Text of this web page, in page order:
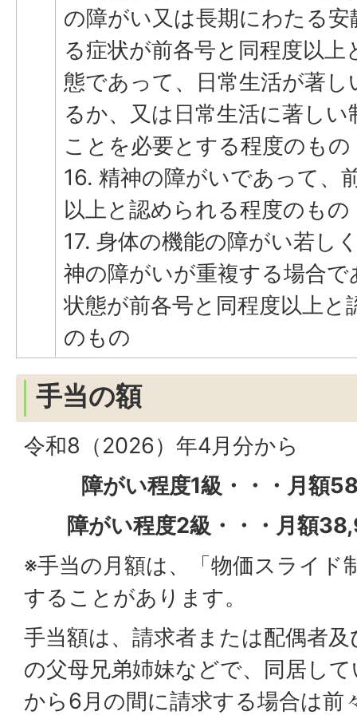
の障がい又は長期にわたる
る症状が前各号と同程度以上
態であって、日常生活が著し
るか、又は日常生活に著しい
ことを必要とする程度のもの
16. 精神の障がいであって、
以上と認められる程度のもの
17. 身体の機能の障がい若し
神の障がいが重複する場合
状態が前各号と同程度以上と
のもの
手当の額
令和8（2026）年4月分から
障がい程度1級・・・月額
障がい程度2級・・・月額
※手当の月額は、「物価スライド
することがあります。
手当額は、請求者または配偶者
の父母兄弟姉妹などで、同居し
から6月の間に請求する場合は前